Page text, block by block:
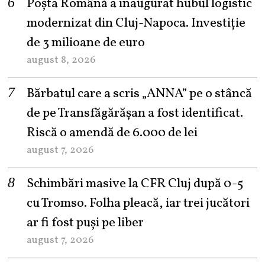
modernizat din Cluj-Napoca. Investiție
de 3 milioane de euro
august 8, 2026
Bărbatul care a scris „ANNA” pe o stâncă
de pe Transfăgărășan a fost identificat.
Riscă o amendă de 6.000 de lei
august 7, 2026
Schimbări masive la CFR Cluj după 0-5
cu Tromso. Folha pleacă, iar trei jucători
ar fi fost puși pe liber
august 7, 2026